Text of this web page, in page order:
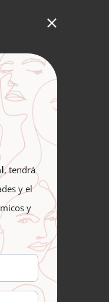
the
relies
and
giant’s
, tendrá
y el
y